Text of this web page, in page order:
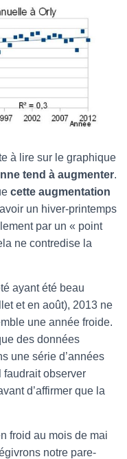
à lire sur le graphique
tend à augmenter.
cette augmentation
un hiver-printemps
par un « point
ne contredise la
ayant été beau
et en août), 2013 ne
une année froide.
des données
une série d’années
faudrait observer
d’affirmer que la
froid au mois de mai
notre pare-